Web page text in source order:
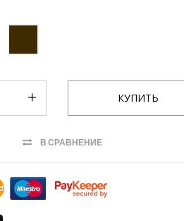
В СРАВНЕНИЕ